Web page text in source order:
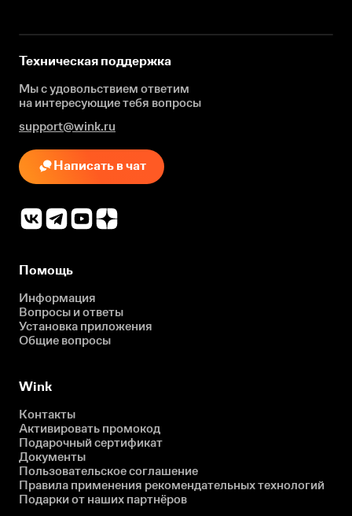
Техническая поддержка
Мы с удовольствием ответим
на интересующиетебя вопросы
support@wink.ru
Написать в чат
Помощь
Информация
Вопросы и ответы
Установка приложения
Общие вопросы
Wink
Контакты
Активировать промокод
Подарочный сертификат
Документы
Пользовательское соглашение
Правила применения рекомендательных технологий
Подарки от наших партнёров